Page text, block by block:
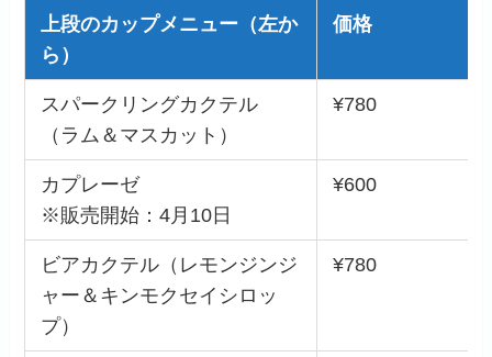
上段のカップメニュー（左か
ら）
価格
スパークリングカクテル
（ラム＆マスカット）
¥780
カプレーゼ
※販売開始：4月10日
¥600
ビアカクテル（レモンジンジ
ャー＆キンモクセイシロッ
プ）
¥780